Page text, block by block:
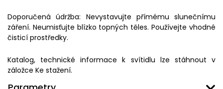
Doporučená údržba: Nevystavujte přímému slunečnímu
záření. Neumisťujte blízko topných těles. Používejte vhodné
čisticí prostředky.
Katalog, technické informace k svítidlu lze stáhnout v
záložce Ke stažení.